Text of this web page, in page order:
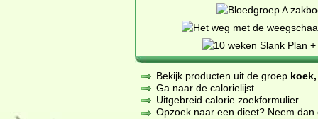
Bekijk producten uit de groep
Ga naar de calorielijst
Uitgebreid calorie zoekformulier
Opzoek naar een dieet? Neem